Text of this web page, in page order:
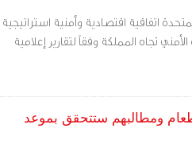
اتفاقية اقتصادية وأمنية استراتيجية
تجاه المملكة وفقاً لتقارير إعلامية
ومطالبهم ستتحقق بموعد